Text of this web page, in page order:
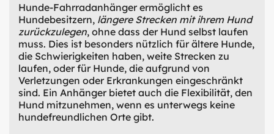
Hunde-Fahrradanhänger ermöglicht es
Hundebesitzern, längere Strecken mit ihrem Hund
zurückzulegen, ohne dass der Hund selbst laufen
muss. Dies ist besonders nützlich für ältere Hunde,
die Schwierigkeiten haben, weite Strecken zu
laufen, oder für Hunde, die aufgrund von
Verletzungen oder Erkrankungen eingeschränkt
sind. Ein Anhänger bietet auch die Flexibilität, den
Hund mitzunehmen, wenn es unterwegs keine
hundefreundlichen Orte gibt.